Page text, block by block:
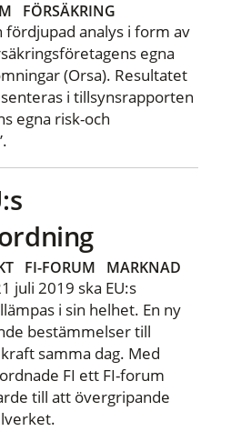
FÖRSÄKRING
analys i form av
egna
(Orsa). Resultatet
i tillsynsrapporten
egna risk-och
FI-FORUM MARKNAD
juli 2019 ska EU:s
i sin helhet. En ny
bestämmelser till
samma dag. Med
FI ett FI-forum
till att övergripande